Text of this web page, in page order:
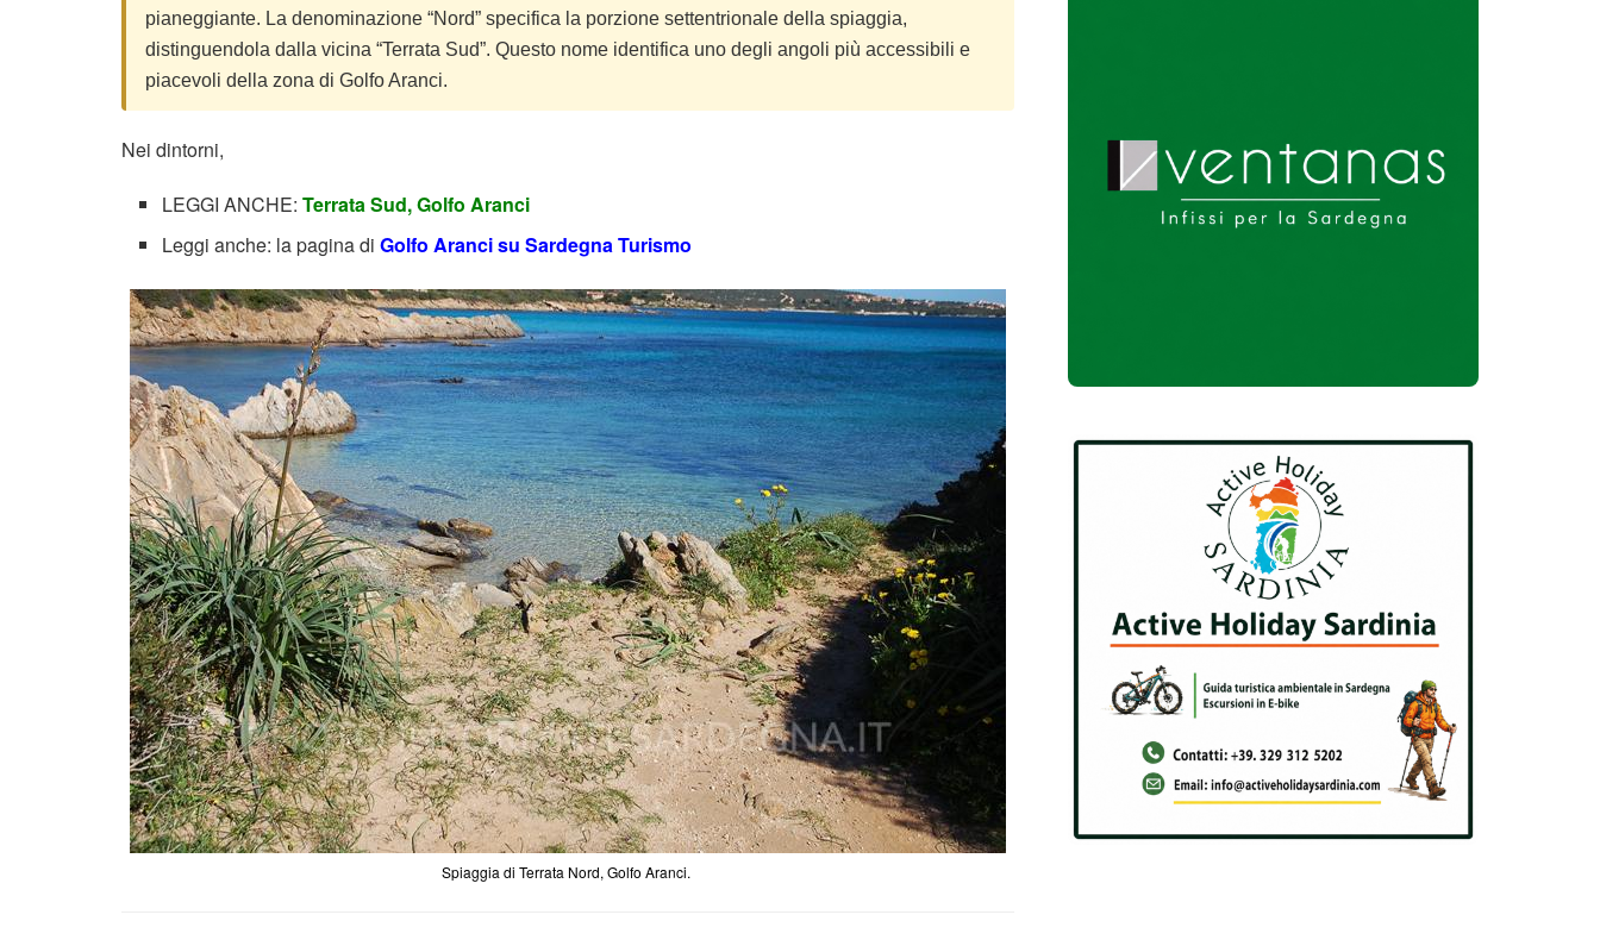
pianeggiante. La denominazione “Nord” specifica la porzione settentrionale della spiaggia,
distinguendola dalla vicina “Terrata Sud”. Questo nome identifica uno degli angoli più accessibili e
piacevoli della zona di Golfo Aranci.
Nei dintorni,
LEGGI ANCHE:Terrata Sud, Golfo Aranci
Leggi anche: la pagina diGolfo Aranci su Sardegna Turismo
Spiaggia di Terrata Nord, Golfo Aranci.